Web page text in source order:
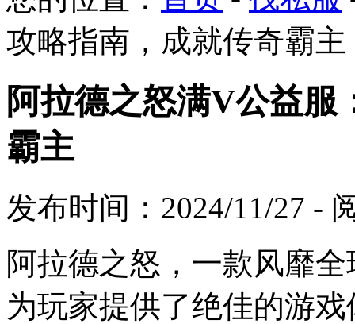
攻略指南，成就传奇霸主
阿拉德之怒满V公益服
霸主
发布时间：2024/11/27 -
阿拉德之怒，一款风靡
为玩家提供了绝佳的游